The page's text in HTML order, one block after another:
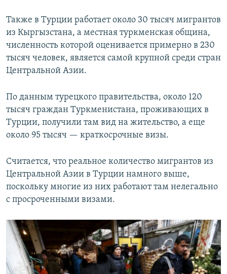
Также в Турции работает около 30 тысяч мигрантов
из Кыргызстана, а местная туркменская община,
численность которой оценивается примерно в 230
тысяч человек, является самой крупной среди стран
Центральной Азии.
По данным турецкого правительства, около 120
тысяч граждан Туркменистана, проживающих в
Турции, получили там вид на жительство, а еще
около 95 тысяч — краткосрочные визы.
Считается, что реальное количество мигрантов из
Центральной Азии в Турции намного выше,
поскольку многие из них работают там нелегально
с просроченными визами.